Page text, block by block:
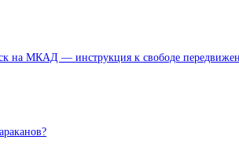
на МКАД — инструкция к свободе